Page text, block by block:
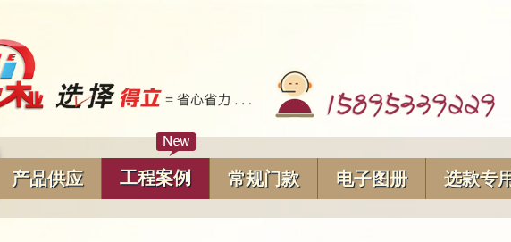
产品供应 工程案例 常规门款 电子图册 选款专